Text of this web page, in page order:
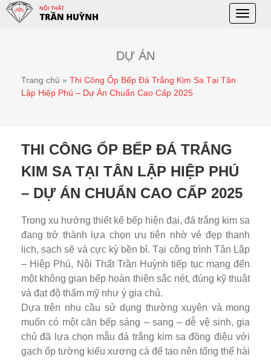
Toggle
DỰ ÁN
Trang chủ » Thi Công Ốp Bếp Đá Trắng Kim Sa Tại Tân
Lập Hiệp Phú – Dự Án Chuẩn Cao Cấp 2025
THI CÔNG ỐP BẾP ĐÁ TRẮNG
KIM SA TẠI TÂN LẬP HIỆP PHÚ
– DỰ ÁN CHUẨN CAO CẤP 2025
Trong xu hướng thiết kế bếp hiện đại, đá trắng kim sa
đang trở thành lựa chọn ưu tiên nhờ vẻ đẹp thanh
lịch, sạch sẽ và cực kỳ bền bỉ. Tại công trình Tân Lập
– Hiệp Phú, Nội Thất Trần Huỳnh tiếp tục mang đến
một không gian bếp hoàn thiện sắc nét, đúng kỹ thuật
và đạt độ thẩm mỹ như ý gia chủ.
Dựa trên nhu cầu sử dụng thường xuyên và mong
muốn có một căn bếp sáng – sang – dễ vệ sinh, gia
chủ đã lựa chọn mẫu đá trắng kim sa đồng điệu với
gạch ốp tường kiểu xương cá để tạo nên tổng thể hài